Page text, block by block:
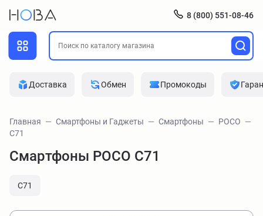
8 (800) 551-08-46
Доставка Обмен Промокоды
Главная Смартфоны и Гаджеты Смартфоны
POCO
C71
Смартфоны POCO C71
C71